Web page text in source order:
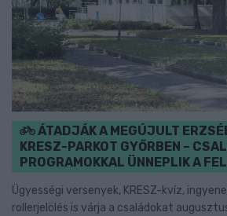
ÁTADJÁK A MEGÚJULT
KRESZ-PARKOT GYŐRBEN –
PROGRAMOKKAL ÜNNEPLIK A
Ügyességi versenyek, KRESZ-kvíz,
rollerjelölés is várja a családokat